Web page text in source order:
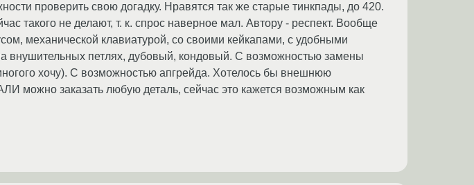
проверить свою догадку. Нравятся так же старые тинкпады, до 420.
такого не делают, т. к. спрос наверное мал. Автору - респект. Вообще
механической клавиатурой, со своими кейкапами, с удобными
внушительных петлях, дубовый, кондовый. С возможностью замены
хочу). С возможностью апгрейда. Хотелось бы внешнюю
можно заказать любую деталь, сейчас это кажется возможным как